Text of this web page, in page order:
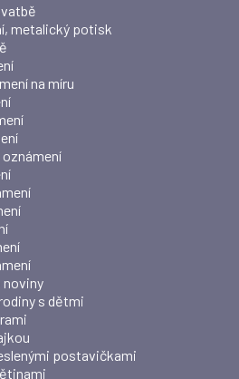
metalický potisk
na míru
noviny
s dětmi
postavičkami